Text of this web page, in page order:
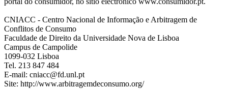
CNIACC - Centro Nacional de Informação e Arbitragem de
Conflitos de Consumo
Faculdade de Direito da Universidade Nova de Lisboa
Campus de Campolide
1099-032 Lisboa
Tel. 213 847 484
E-mail: cniacc@fd.unl.pt
Site: http://www.arbitragemdeconsumo.org/